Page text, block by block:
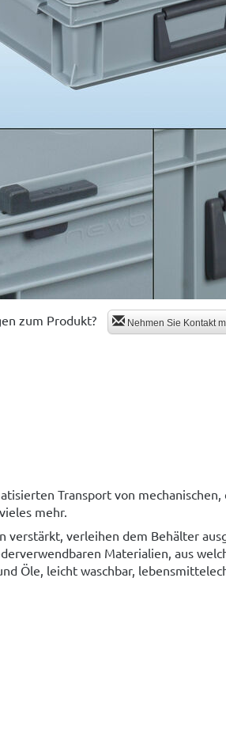
zum Produkt? Nehmen Sie Kontakt
Transport von
mehr.
verstärkt, verleihen dem Behälter
Materialien, aus
Öle, leicht waschbar,